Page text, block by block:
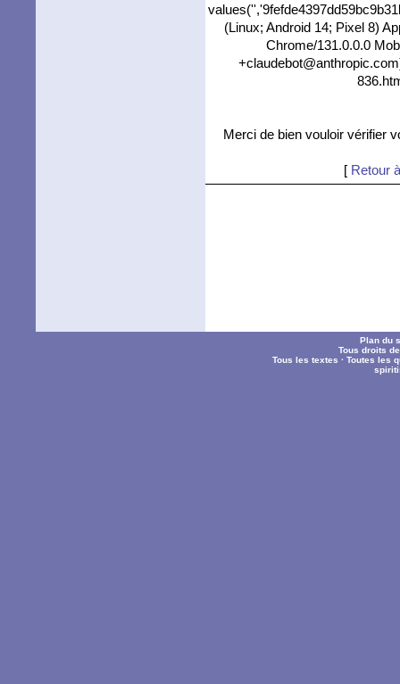
(Linux; Android 14; Pixel 8)
Chrome/131.0.0.0
Merci de bien vouloir vérifier
[ Retour
Plan du
Tous droits
Tous les textes ·Toutes les